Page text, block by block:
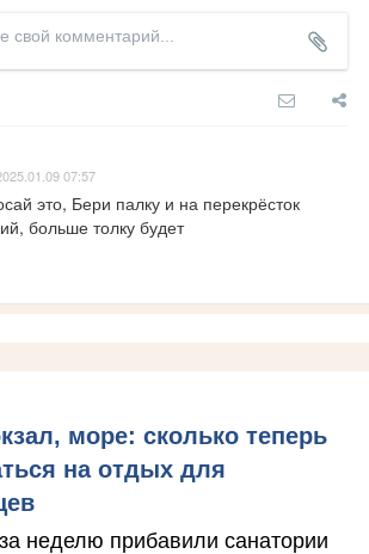
07:57
это, Бери палку и на перекрёсток
больше толку будет
море: сколько теперь
на отдых для
неделю прибавили санатории